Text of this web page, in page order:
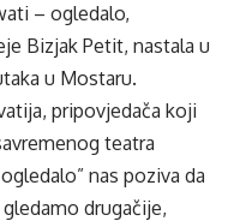
– ogledalo,
Bizjak Petit, nastala u
u Mostaru.
pripovjedača koji
teatra
nas poziva da
drugačije,